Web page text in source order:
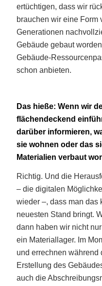
ertüchtigen, dass wir
brauchen wir eine Form
Generationen
Gebäude gebaut
Gebäude-
schon anbieten.
Das hieße: Wenn wir
flächendeckend
darüber informieren,
sie wohnen oder das
Materialien verbaut
Richtig. Und die
– die digitalen
wieder –, dass man das
neuesten Stand bringt.
dann haben wir nicht
ein Materiallager. Im
und errechnen
Erstellung des
auch die